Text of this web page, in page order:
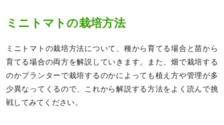
ミニトマトの栽培方法
ミニトマトの栽培方法について、種から育てる場合と苗から
育てる場合の両方を解説していきます。また、畑で栽培する
のかプランターで栽培するのかによっても植え方や管理が多
少異なってくるので、これから解説する方法をよく読んで挑
戦してみてください。